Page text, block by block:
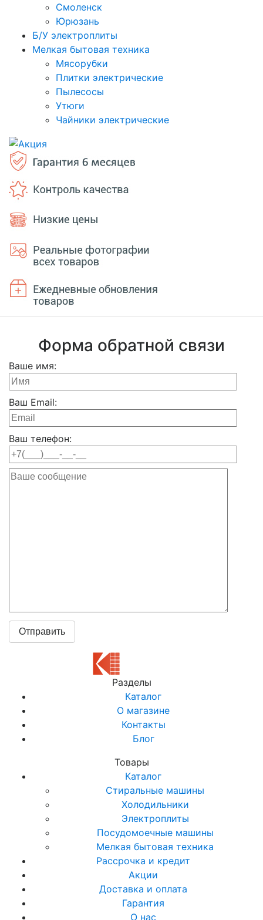
Смоленск
Юрюзань
Б/У электроплиты
Мелкая бытовая техника
Мясорубки
Плитки электрические
Пылесосы
Утюги
Чайники электрические
Форма обратной связи
Ваше имя:
Ваш Email:
Ваш телефон:
Разделы
Каталог
О магазине
Контакты
Блог
Товары
Каталог
Стиральные машины
Холодильники
Электроплиты
Посудомоечные машины
Мелкая бытовая техника
Рассрочка и кредит
Акции
Доставка и оплата
Гарантия
О нас